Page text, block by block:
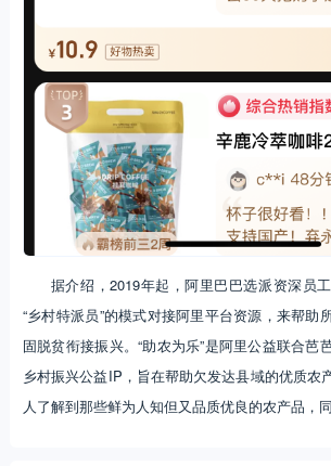
据介绍，2019年起，阿里巴巴选派资深员
“乡村特派员”的模式对接阿里平台资源，来帮助
固脱贫衔接振兴。“助农为乐”是阿里公益联合芭
乡村振兴公益IP，旨在帮助欠发达县域的优质农
人了解到那些鲜为人知但又品质优良的农产品，